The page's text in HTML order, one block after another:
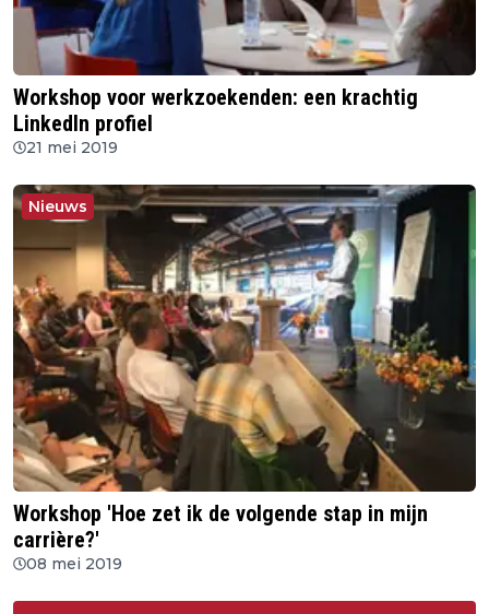
Workshop voor werkzoekenden: een krachtig
LinkedIn profiel
21 mei 2019
Nieuws
Workshop 'Hoe zet ik de volgende stap in mijn
carrière?'
08 mei 2019